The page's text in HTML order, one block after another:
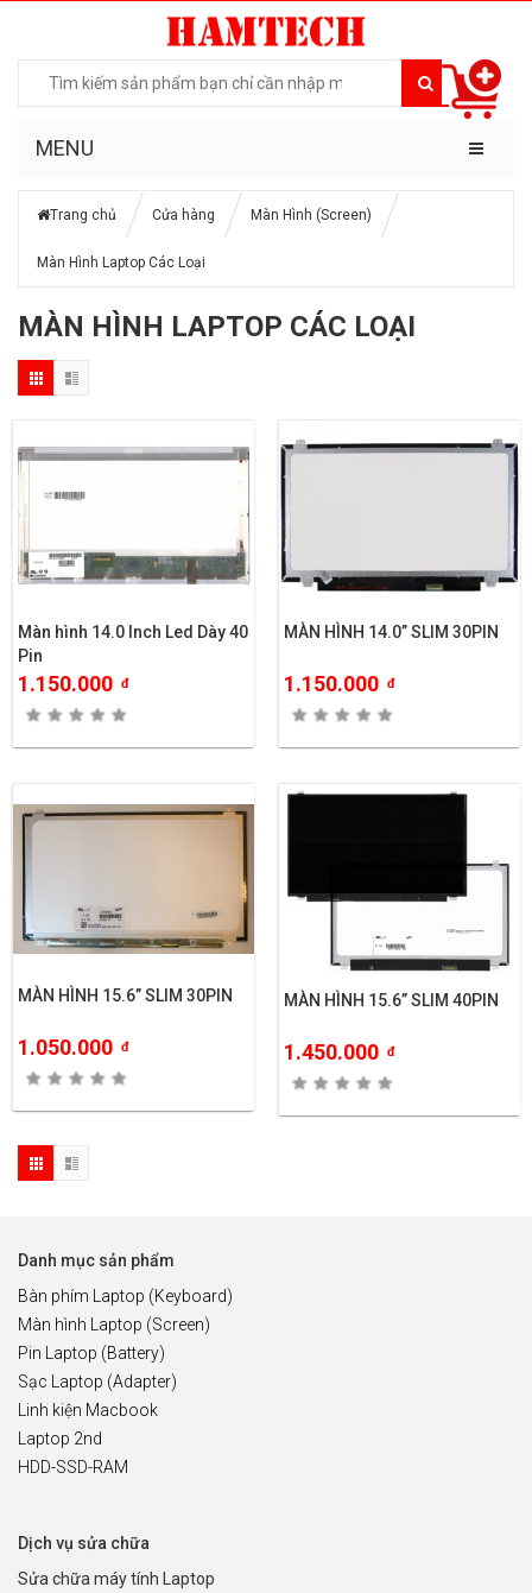
MENU
Trang chủ Cửa hàng Màn Hình (Screen)
Màn Hình Laptop Các Loại
MÀN HÌNH LAPTOP CÁC LOẠI
Màn hình 14.0 Inch Led Dày 40
Pin
1.150.000 đ
MÀN HÌNH 14.0” SLIM 30PIN
1.150.000 đ
MÀN HÌNH 15.6” SLIM 30PIN
1.050.000 đ
MÀN HÌNH 15.6” SLIM 40PIN
1.450.000 đ
Danh mục sản phẩm
Bàn phím Laptop (Keyboard)
Màn hình Laptop (Screen)
Pin Laptop (Battery)
Sạc Laptop (Adapter)
Linh kiện Macbook
Laptop 2nd
HDD-SSD-RAM
Dịch vụ sửa chữa
Sửa chữa máy tính Laptop